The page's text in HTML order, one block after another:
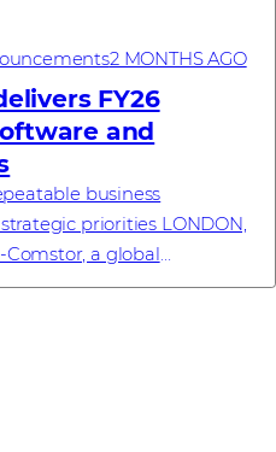
2 MONTHS AGO
FY26
and
business
priorities LONDON,
Comstor, a global
in cybersecu...